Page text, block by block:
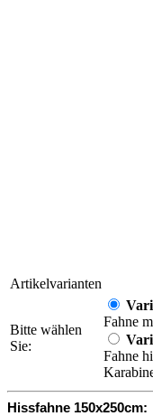
Artikelvarianten
Bitte wählen
Sie:
Fahne
Fahne
Hissfahne 150x250cm: